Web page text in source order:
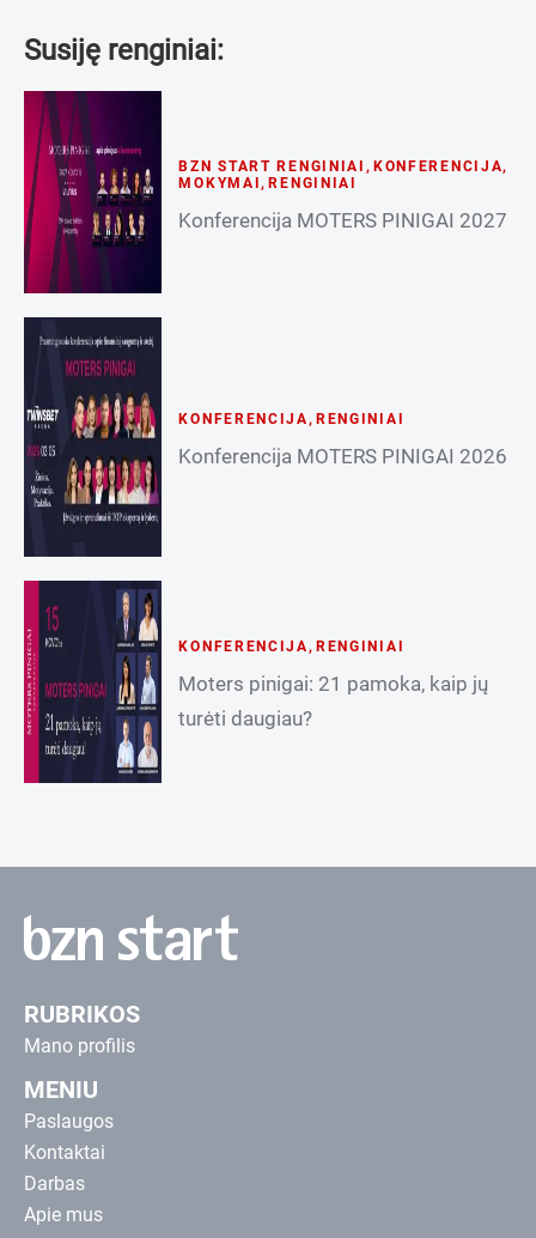
Susiję renginiai:
BZN START RENGINIAI , KONFERENCIJA,
MOKYMAI ,RENGINIAI
Konferencija MOTERS PINIGAI 2027
KONFERENCIJA, RENGINIAI
Konferencija MOTERS PINIGAI 2026
KONFERENCIJA, RENGINIAI
Moters pinigai: 21 pamoka, kaip jų
turėti daugiau?
RUBRIKOS
Mano profilis
MENIU
Paslaugos
Kontaktai
Darbas
Apie mus